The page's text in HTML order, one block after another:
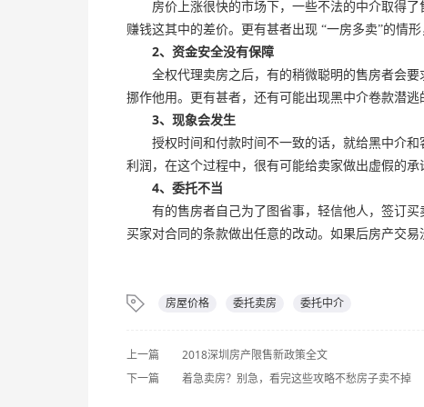
房价上涨很快的市场下，一些不法的中介取得了
赚钱这其中的差价。更有甚者出现 “一房多卖”的情
2、资金安全没有保障
全权代理卖房之后，有的稍微聪明的售房者会要
挪作他用。更有甚者，还有可能出现黑中介卷款潜
3、现象会发生
授权时间和付款时间不一致的话，就给黑中介和
利润，在这个过程中，很有可能给卖家做出虚假的承
4、委托不当
有的售房者自己为了图省事，轻信他人，签订买
买家对合同的条款做出任意的改动。如果后房产交
房屋价格 委托卖房 委托中介
上一篇
2018深圳房产限售新政策全文
下一篇
着急卖房？别急，看完这些攻略不愁房子卖不掉